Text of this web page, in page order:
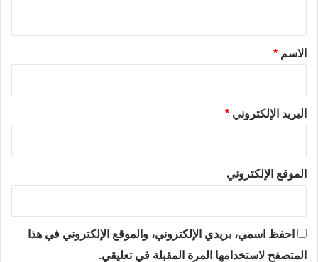
*الاسم *
البريد الإلكتروني *
الموقع الإلكتروني
احفظ اسمي، بريدي الإلكتروني، والموقع الإلكتروني في هذا
المتصفح لاستخدامها المرة المقبلة في تعليقي.